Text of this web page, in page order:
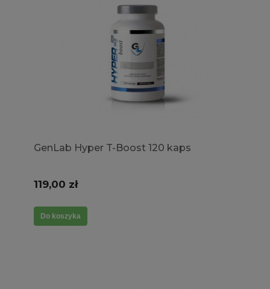
GenLab Hyper T-Boost 120 kaps
119,00 zł
Do koszyka